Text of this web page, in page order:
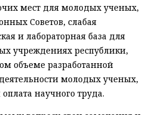
мест для молодых ученых,
Советов, слабая
и лабораторная база для
учреждениях республики,
объеме разработанной
молодых ученых,
научного труда.